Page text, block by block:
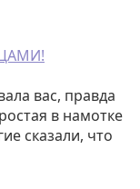
вас, правда
в намотке
сказали, что